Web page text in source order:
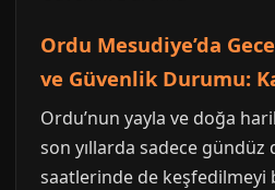
Ordu Mesudiye’da
ve Güvenlik Durumu:
Ordu’nun yayla ve doğa
son yıllarda sadece gündüz
saatlerinde de keşfedilmeyi